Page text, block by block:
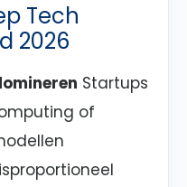
Tech
2026
Startups
of